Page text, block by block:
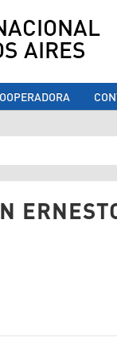
AIRES